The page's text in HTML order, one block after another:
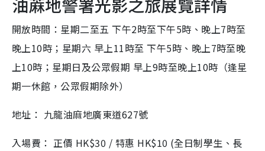
油蔴地警署光影之旅展覽詳情
開放時間：星期二至五 下午2時至下午5時、晚上7時至
晚上10時；星期六 早上11時至 下午5時、晚上7時至晚
上10時；星期日及公眾假期 早上9時至晚上10時（逢星
期一休館，公眾假期除外）
地址： 九龍油麻地廣東道627號
入場費： 正價 HK$30 / 特惠 HK$10 (全日制學生、長